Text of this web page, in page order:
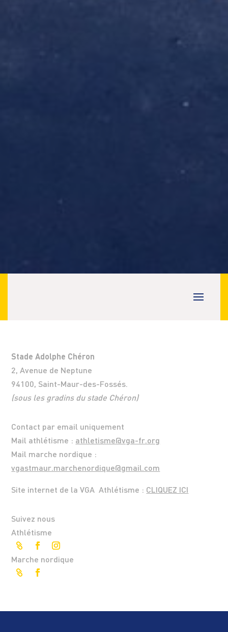
Stade Adolphe Chéron
2, Avenue de Neptune
94100, Saint-Maur-des-Fossés.
(sous les gradins du stade Chéron)
Contact par email uniquement
Mail athlétisme : athletisme@vga-fr.org
Mail marche nordique :
vgastmaur.marchenordique@gmail.com
Site internet de la VGA Athlétisme : CLIQUEZ ICI
Suivez nous
Athlétisme
Marche nordique